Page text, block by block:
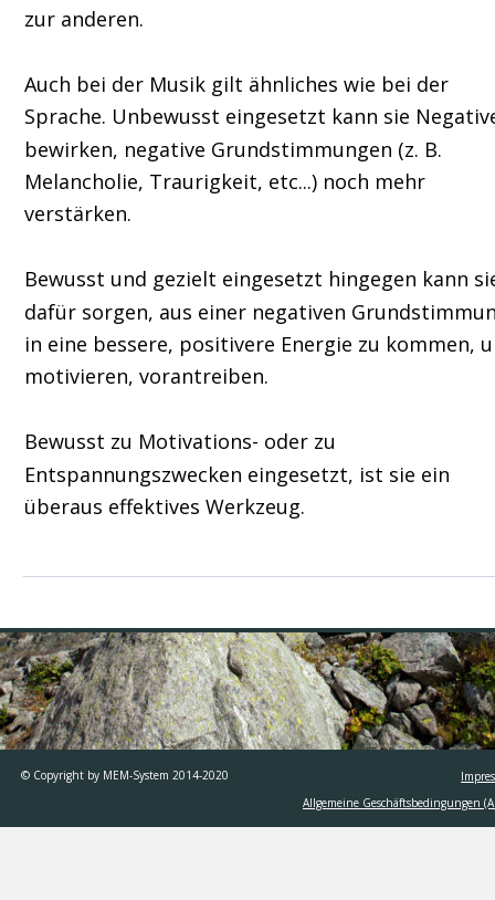
© Copyright by MEM-System 2014-2020
zur anderen.
Auch bei der Musik gilt ähnliches wie bei der
Sprache. Unbewusst eingesetzt kann sie
bewirken, negative Grundstimmungen (z. B.
Melancholie, Traurigkeit, etc...) noch mehr
verstärken.
Bewusst und gezielt eingesetzt hingegen kann
dafür sorgen, aus einer negativen
in eine bessere, positivere Energie zu kommen,
motivieren, vorantreiben.
Bewusst zu Motivations- oder zu
Entspannungszwecken eingesetzt, ist sie ein
überaus effektives Werkzeug.
Allgemeine Geschäftsbedingungen